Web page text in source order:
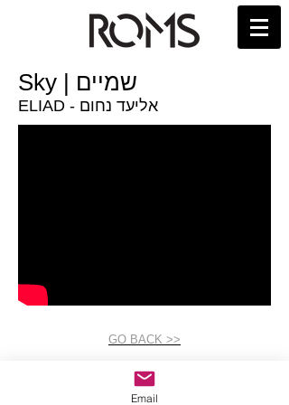
Sky | שמיים
ELIAD - אליעד נחום
GO BACK >>
Email